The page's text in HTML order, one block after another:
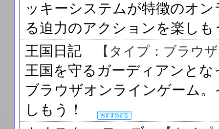
ッキーシステムが特徴のオ
る迫力のアクションを楽し
王国日記
【タイプ：ブラウ
王国を守るガーディアンと
ブラウザオンラインゲーム
しもう！